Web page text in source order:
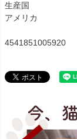
生産国
アメリカ
4541851005920